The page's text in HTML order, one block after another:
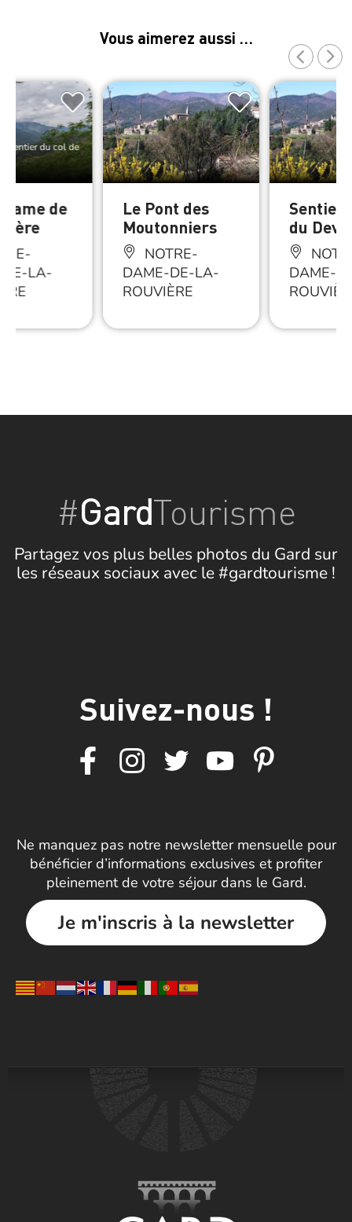
Vous aimerez aussi …
Sentier du col de
de
LA-
Le Pont des
Moutonniers
NOTRE-
DAME-DE-LA-
ROUVIÈRE
Sentier
du
DAME-
#GardTourisme
Partagez vos plus belles photos du Gard sur
les réseaux sociaux avec le #gardtourisme !
Suivez-nous !
Ne manquez pas notre newsletter mensuelle pour
bénéficier d’informations exclusives et profiter
pleinement de votre séjour dans le Gard.
Je m'inscris à la newsletter